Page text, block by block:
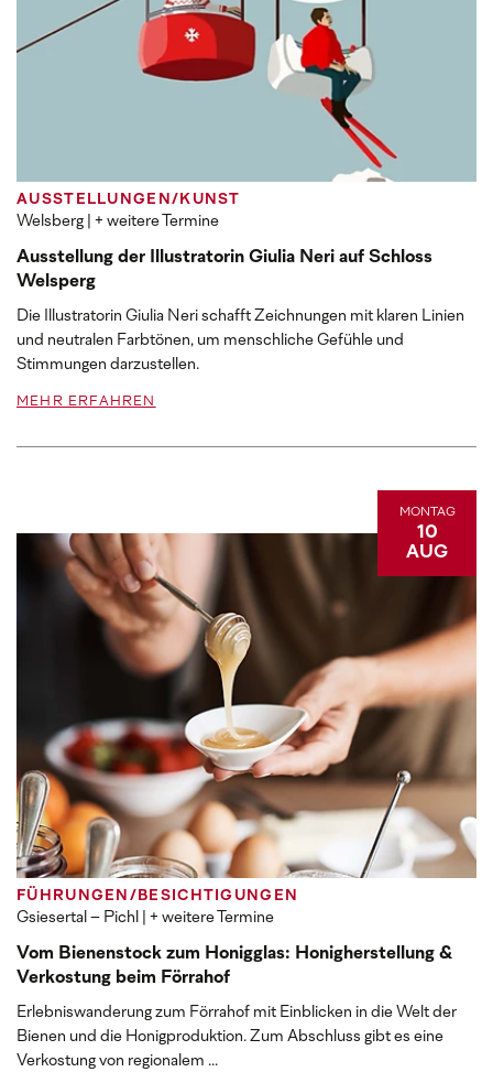
AUSSTELLUNGEN/KUNST
Welsberg | + weitere Termine
Ausstellung der Illustratorin Giulia Neri auf Schloss
Welsperg
Die Illustratorin Giulia Neri schafft Zeichnungen mit klaren Linien
und neutralen Farbtönen, um menschliche Gefühle und
Stimmungen darzustellen.
MEHR ERFAHREN
MONTAG
10
AUG
FÜHRUNGEN/BESICHTIGUNGEN
Gsiesertal – Pichl | + weitere Termine
Vom Bienenstock zum Honigglas: Honigherstellung &
Verkostung beim Förrahof
Erlebniswanderung zum Förrahof mit Einblicken in die Welt der
Bienen und die Honigproduktion. Zum Abschluss gibt es eine
Verkostung von regionalem ...